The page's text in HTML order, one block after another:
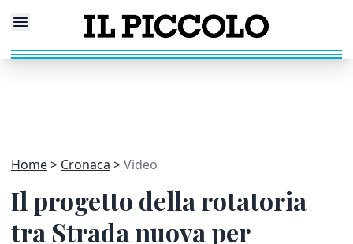
Home Cronaca Video
Il progetto della rotatoria
tra Strada nuova per